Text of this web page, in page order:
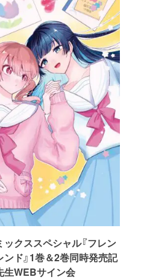
クススペシャル『フレン
ンド』1巻＆2巻同時発売記
WEBサイン会